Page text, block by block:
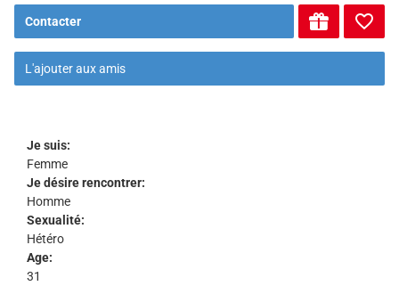
Contacter
L'ajouter aux amis
Je suis:
Femme
Je désire rencontrer:
Homme
Sexualité:
Hétéro
Age:
31